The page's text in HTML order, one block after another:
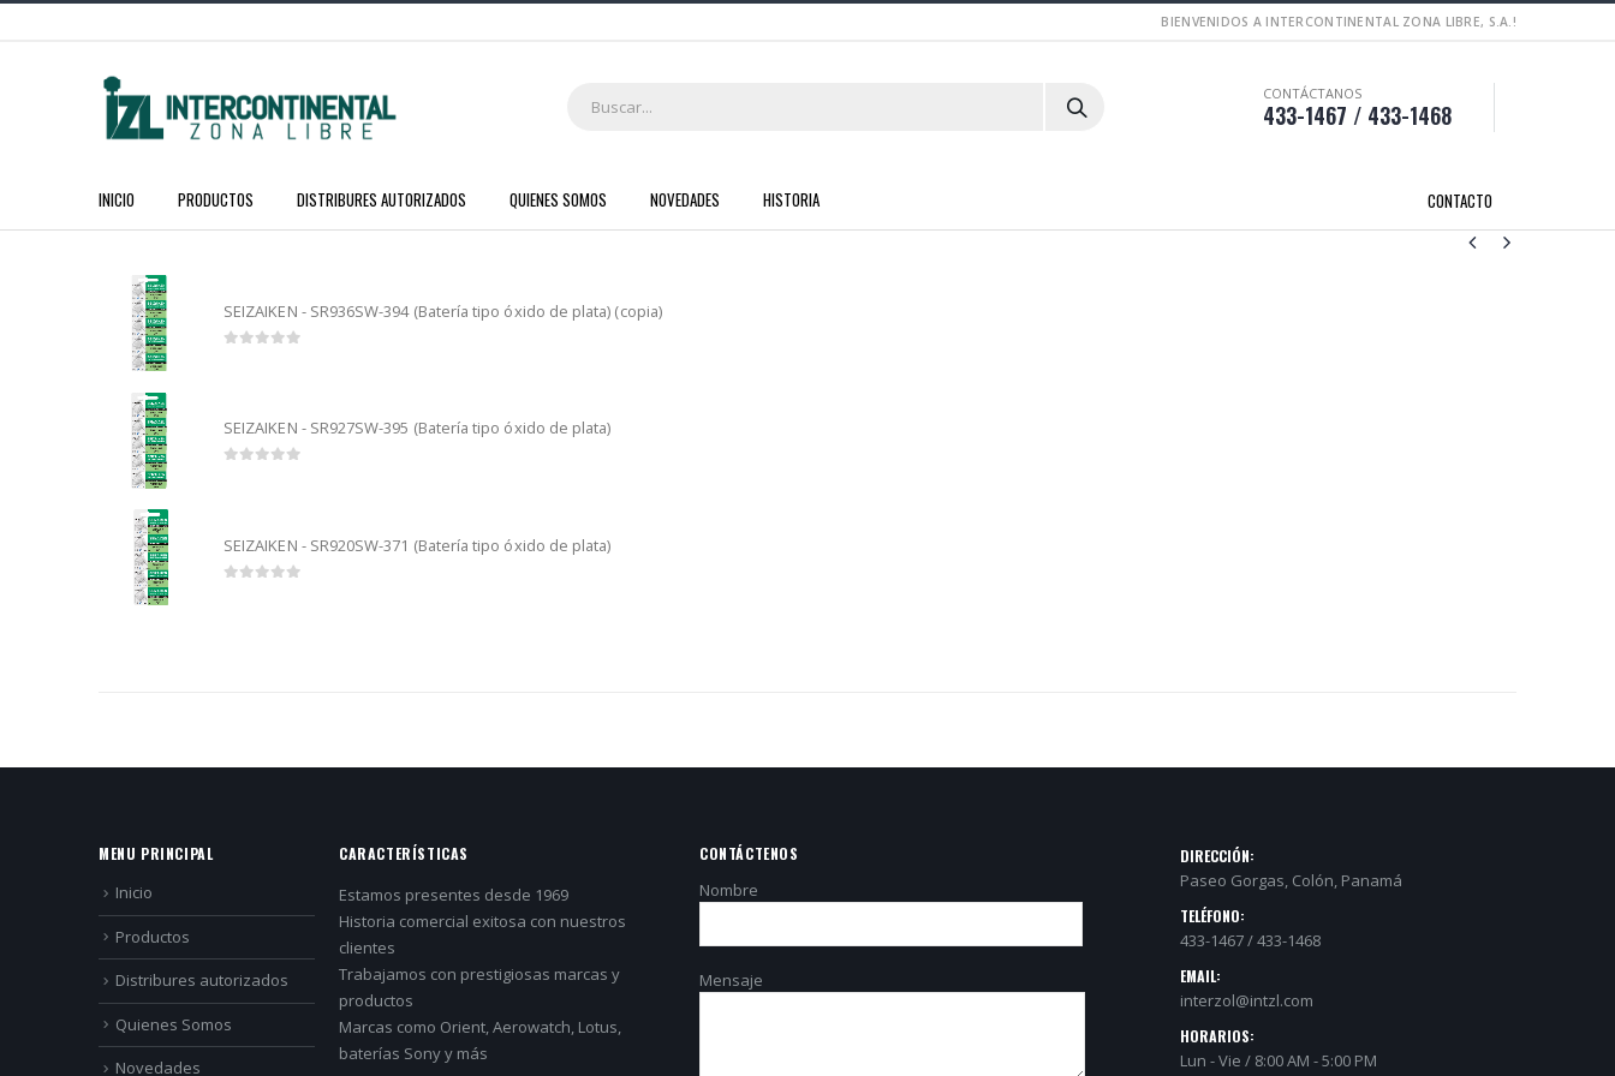
BIENVENIDOS A INTERCONTINENTAL ZONA LIBRE, S.A.!
CONTÁCTANOS
433-1467 / 433-1468
INICIO PRODUCTOS DISTRIBURES AUTORIZADOS QUIENES SOMOS NOVEDADES HISTORIA CONTACTO
SEIZAIKEN - SR936SW-394 (Batería tipo óxido de plata) (copia)
SEIZAIKEN - SR927SW-395 (Batería tipo óxido de plata)
SEIZAIKEN - SR920SW-371 (Batería tipo óxido de plata)
MENU PRINCIPAL
Inicio
Productos
Distribures autorizados
Quienes Somos
Novedades
CARACTERÍSTICAS
Estamos presentes desde 1969
Historia comercial exitosa con nuestros
clientes
Trabajamos con prestigiosas marcas y
productos
Marcas como Orient, Aerowatch, Lotus,
baterías Sony y más
CONTÁCTENOS
Nombre
Mensaje
DIRECCIÓN:
Paseo Gorgas, Colón, Panamá
TELÉFONO:
433-1467 / 433-1468
EMAIL:
interzol@intzl.com
HORARIOS:
Lun - Vie / 8:00 AM - 5:00 PM